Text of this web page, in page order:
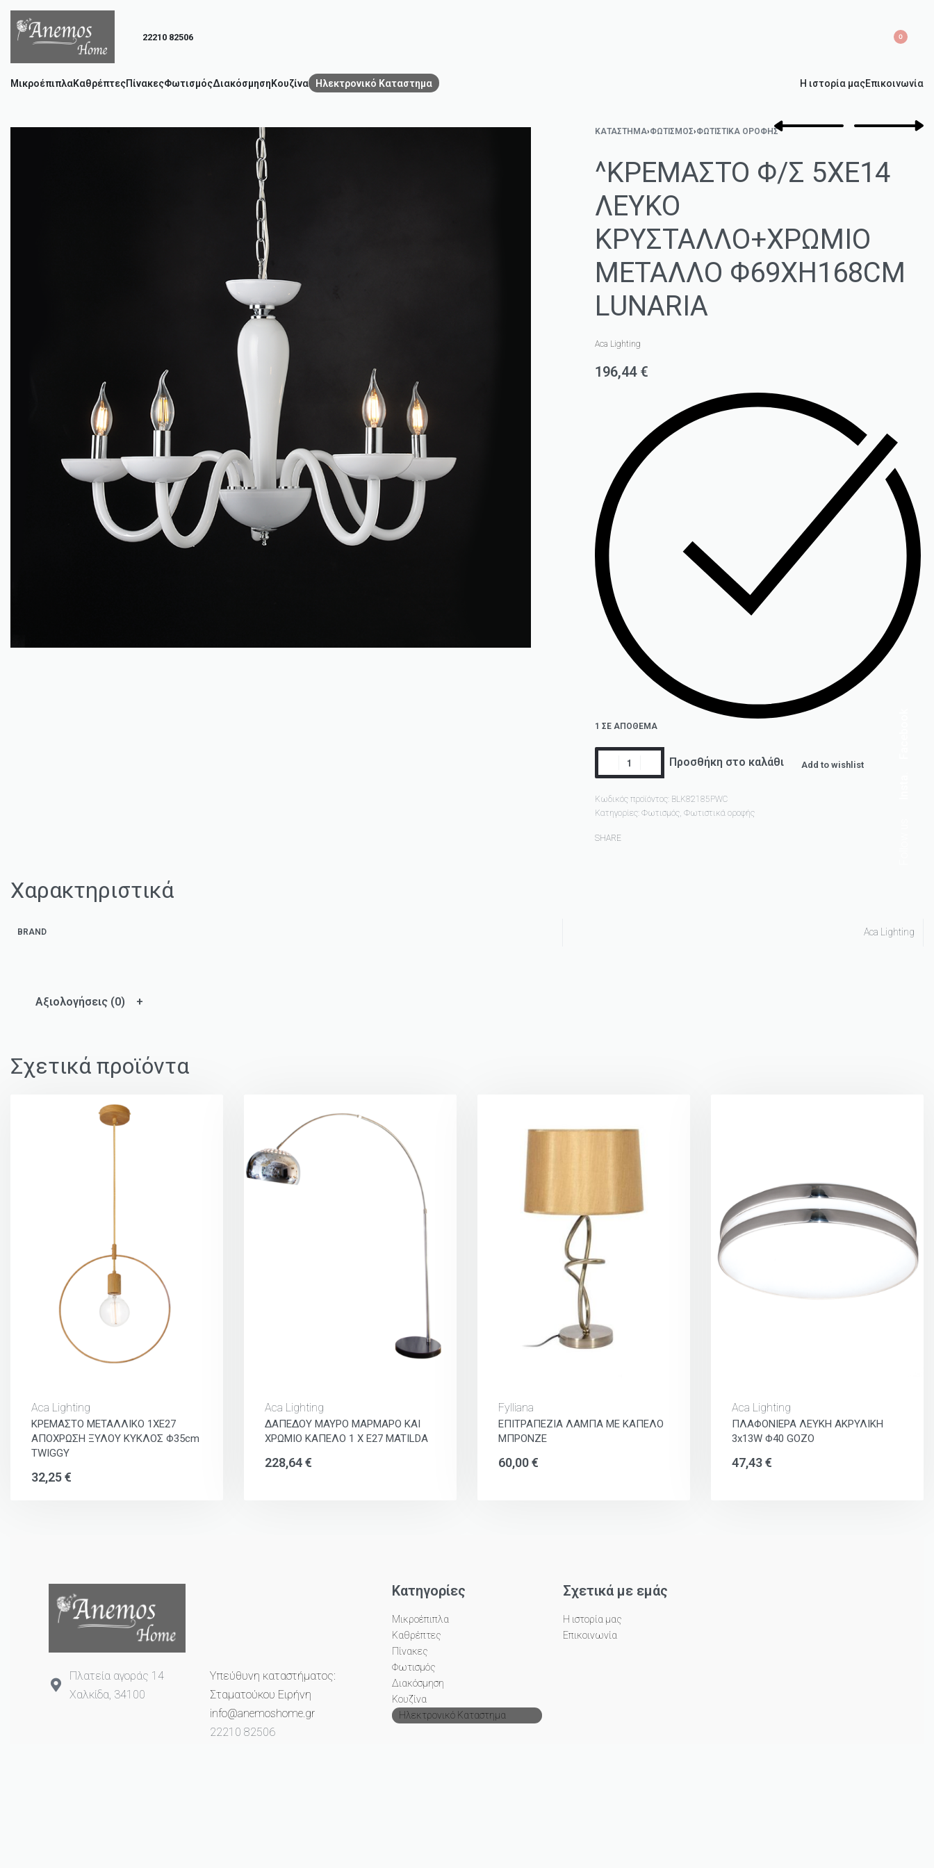
22210 82506 0
ΜικροέπιπλαΚαθρέπτεςΠίνακεςΦωτισμόςΔιακόσμησηΚουζίνα Ηλεκτρονικό Καταστημα Η ιστορία μαςΕπικοινωνία
ΚΑΤΑΣΤΗΜΑ›ΦΩΤΙΣΜΌΣ›ΦΩΤΙΣΤΙΚΆ ΟΡΟΦΉΣ
^ΚΡΕΜΑΣΤΟ Φ/Σ 5ΧΕ14
ΛΕΥΚΟ
ΚΡΥΣΤΑΛΛΟ+ΧΡΩΜΙΟ
ΜΕΤΑΛΛΟ Φ69ΧΗ168CM
LUNARIA
Aca Lighting
196,44 €
1 ΣΕ ΑΠΌΘΕΜΑ
Προσθήκη στο καλάθι Add to wishlist
Κωδικός προϊόντος: BLK82185PWC
Κατηγορίες: Φωτισμός, Φωτιστικά οροφής
SHARE
Χαρακτηριστικά
BRAND Aca Lighting
Αξιολογήσεις (0)
Σχετικά προϊόντα
Aca Lighting
ΚΡΕΜΑΣΤΟ ΜΕΤΑΛΛΙΚΟ 1ΧΕ27
ΑΠΟΧΡΩΣΗ ΞΥΛΟΥ ΚΥΚΛΟΣ Φ35cm
TWIGGY
32,25€
Aca Lighting
ΔΑΠΕΔΟΥ ΜΑΥΡΟ ΜΑΡΜΑΡΟ ΚΑΙ
ΧΡΩΜΙΟ ΚΑΠΕΛΟ 1 Χ Ε27 MATILDA
228,64€
Fylliana
ΕΠΙΤΡΑΠΕΖΙΑ ΛΑΜΠΑ ΜΕ ΚΑΠΕΛΟ
ΜΠΡΟΝΖΕ
60,00€
Aca Lighting
ΠΛΑΦΟΝΙΕΡΑ ΛΕΥΚΗ ΑΚΡΥΛΙΚΗ
3x13W Φ40 GOZO
47,43€
Πλατεία αγοράς 14
Χαλκίδα, 34100
Υπεύθυνη καταστήματος:
Σταματούκου Ειρήνη
info@anemoshome.gr
22210 82506
Κατηγορίες
Μικροέπιπλα
Καθρέπτες
Πίνακες
Φωτισμός
Διακόσμηση
Κουζίνα
Ηλεκτρονικό Καταστημα
Σχετικά με εμάς
Η ιστορία μας
Επικοινωνία